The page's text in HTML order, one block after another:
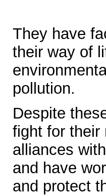
They have
their way of
pollution.
Despite
fight for their
alliances
and have
and protect